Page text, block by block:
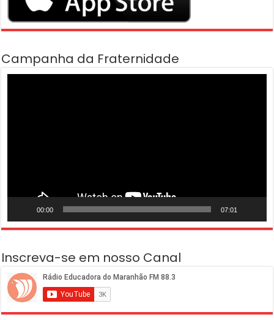
Campanha da Fraternidade
00:00 07:01
Inscreva-se em nosso Canal